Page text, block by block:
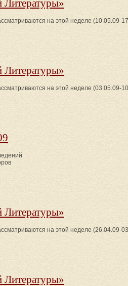
Литературы»
на этой неделе (10.05.09-
Литературы»
на этой неделе (03.05.09-
Литературы»
на этой неделе (26.04.09-
Литературы»